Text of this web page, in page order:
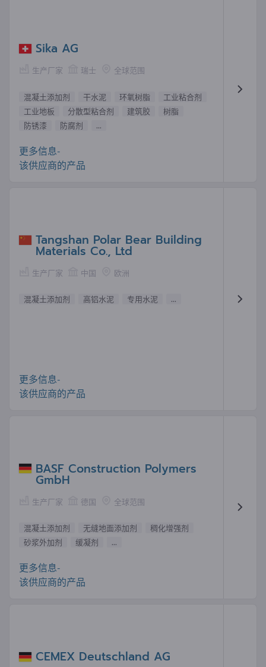
Sika AG
生产厂家 瑞士 全球范围
混凝土添加剂 干水泥 环氧树脂
工业粘合剂
工业地板
分散型粘合剂 建筑胶
树脂
防锈漆
防腐剂 ...
更多信息-
该供应商的产品
Tangshan Polar Bear Building
Materials Co., Ltd
生产厂家 中国 欧洲
混凝土添加剂 高铝水泥 专用水泥 ...
更多信息-
该供应商的产品
BASF Construction Polymers
GmbH
生产厂家 德国 全球范围
混凝土添加剂 无缝地面添加剂
稠化增强剂
砂浆外加剂
缓凝剂 ...
更多信息-
该供应商的产品
CEMEX Deutschland AG